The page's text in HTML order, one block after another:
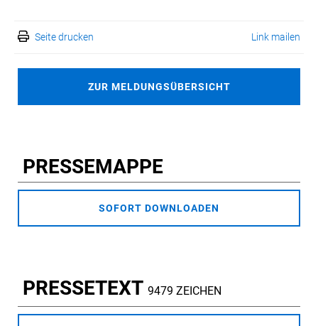
Seite drucken Link mailen
ZUR MELDUNGSÜBERSICHT
PRESSEMAPPE
SOFORT DOWNLOADEN
PRESSETEXT 9479 ZEICHEN